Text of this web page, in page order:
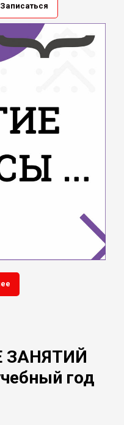
Записаться
ЗАНЯТИЙ
год